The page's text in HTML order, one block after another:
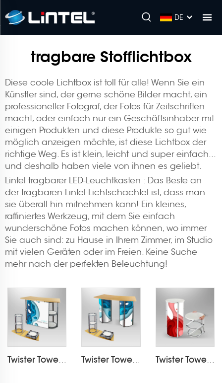
DE
tragbare Stofflichtbox
Diese coole Lichtbox ist toll für alle! Wenn Sie ein
Künstler sind, der gerne schöne Bilder macht, ein
professioneller Fotograf, der Fotos für Zeitschriften
macht, oder einfach nur ein Geschäftsinhaber mit
einigen Produkten und diese Produkte so gut wie
möglich anzeigen möchte, ist diese Lichtbox der
richtige Weg. Es ist klein, leicht und super einfach...
und deshalb haben viele von ihnen es geliebt.
Lintel tragbarer LED-Leuchtkasten : Das Beste an
der tragbaren Lintel-Lichtschachtel ist, dass man
sie überall hin mitnehmen kann! Ein kleines,
raffiniertes Werkzeug, mit dem Sie einfach
wunderschöne Fotos machen können, wo immer
Sie auch sind: zu Hause in Ihrem Zimmer, im Studio
mit vielen Geräten oder im Freien. Keine Suche
mehr nach der perfekten Beleuchtung!
Twister Tower Tragbarer Tresen LT-07B1-T Twister Tower Tragbarer Tresen LT-07B2-T Twister Tower Tragbarer Tresen LT-07A-T